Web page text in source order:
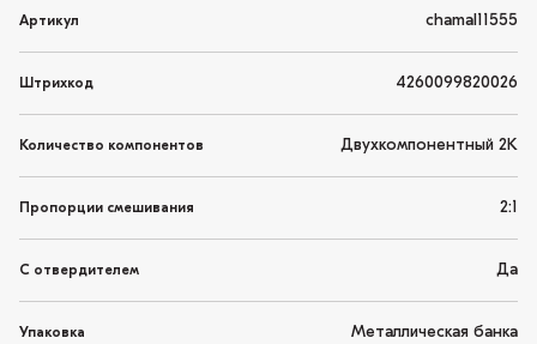
Артикул chamal11555
Штрихкод 4260099820026
Количество компонентов Двухкомпонентный 2K
Пропорции смешивания 2:1
С отвердителем Да
Упаковка Металлическая банка